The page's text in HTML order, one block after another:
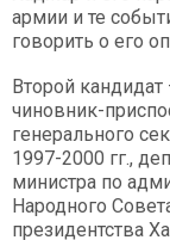
армии и те
говорить о его
Второй
чиновник-
генерального
1997-2000 гг.,
министра по
Народного
президентства